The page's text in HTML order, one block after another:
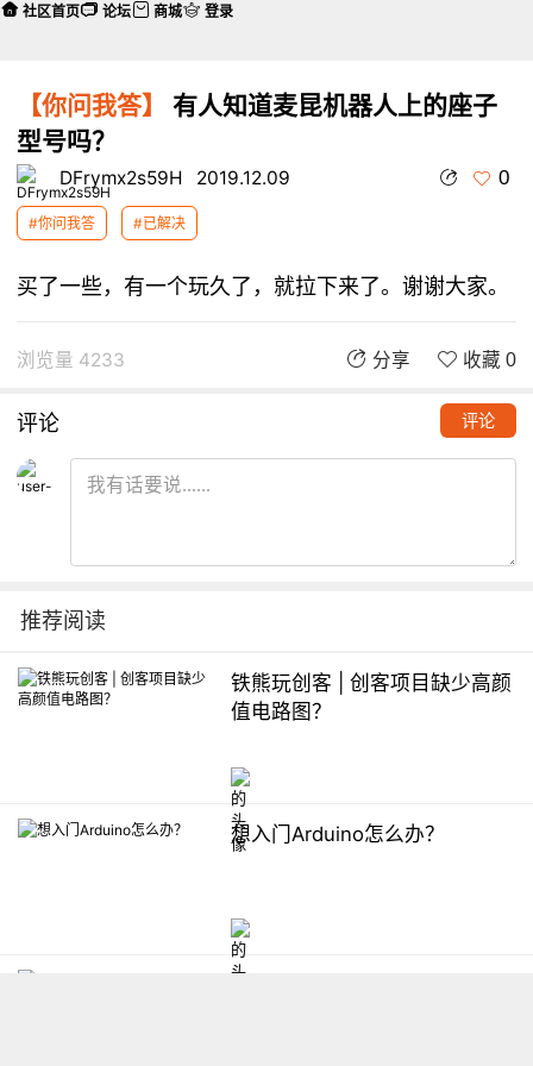
【你问我答】
有人知道麦昆机器人上的座子
型号吗？
DFrymx2s59H 2019.12.09 0
#你问我答 #已解决
买了一些，有一个玩久了，就拉下来了。谢谢大家。
浏览量 4233 分享 收藏 0
评论 评论
推荐阅读
铁熊玩创客 | 创客项目缺少高颜
值电路图？
想入门Arduino怎么办？
社区首页 论坛 商城 登录